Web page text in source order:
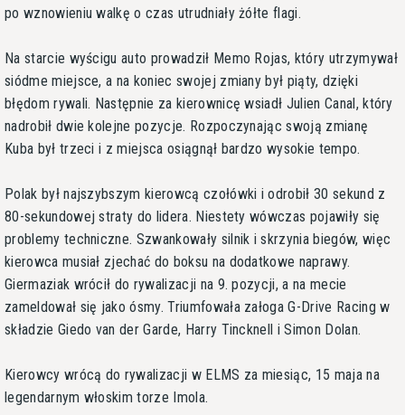
po wznowieniu walkę o czas utrudniały żółte flagi.
Na starcie wyścigu auto prowadził Memo Rojas, który utrzymywał
siódme miejsce, a na koniec swojej zmiany był piąty, dzięki
błędom rywali. Następnie za kierownicę wsiadł Julien Canal, który
nadrobił dwie kolejne pozycje. Rozpoczynając swoją zmianę
Kuba był trzeci i z miejsca osiągnął bardzo wysokie tempo.
Polak był najszybszym kierowcą czołówki i odrobił 30 sekund z
80-sekundowej straty do lidera. Niestety wówczas pojawiły się
problemy techniczne. Szwankowały silnik i skrzynia biegów, więc
kierowca musiał zjechać do boksu na dodatkowe naprawy.
Giermaziak wrócił do rywalizacji na 9. pozycji, a na mecie
zameldował się jako ósmy. Triumfowała załoga G-Drive Racing w
składzie Giedo van der Garde, Harry Tincknell i Simon Dolan.
Kierowcy wrócą do rywalizacji w ELMS za miesiąc, 15 maja na
legendarnym włoskim torze Imola.